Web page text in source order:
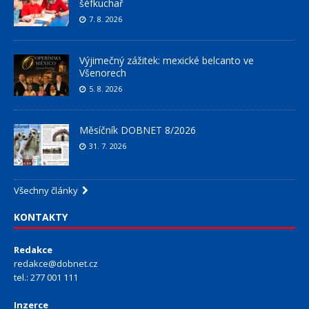
šéfkuchař
7. 8. 2026
Výjimečný zážitek: mexické belcanto ve
Všenorech
5. 8. 2026
Měsíčník DOBNET 8/2026
31. 7. 2026
Všechny články
KONTAKTY
Redakce
redakce@dobnet.cz
tel.: 277 001 111
Inzerce